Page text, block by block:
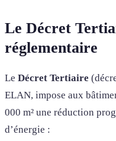
Le Décret
réglementaire
Le Décret Tertiaire
ELAN, impose aux
000 m² une réduction
d’énergie :